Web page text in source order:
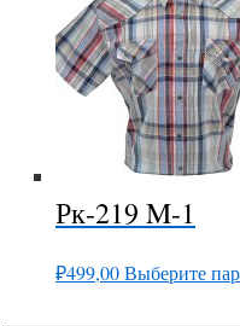
Рк-219 M-1
₽499,00Выберите